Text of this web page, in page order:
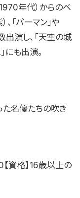
年代）からのベ
、「パーマン」や
出演し、「天空の城
にも出演。
た名優たちの吹き
格】16歳以上の